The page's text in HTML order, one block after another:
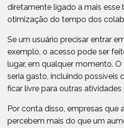
diretamente ligado a mais esse
otimização do tempo dos
Se um usuário precisar entrar
exemplo, o acesso pode ser
lugar, em qualquer momento.
seria gasto, incluindo possíveis
ficar livre para outras
Por conta disso, empresas que
percebem mais do que um